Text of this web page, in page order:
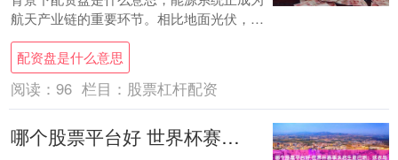
航天产业链的重要环节。相比地面光伏，太
空光伏拥有持续光照、高能量密度等天然优
势，而兼....
配资盘是什么意思
阅读： 96 栏目： 股票杠杆配资
哪个股票平台好 世界杯赛事未启生意已燃：球衣与LABUBU联名款热销，影音房热度增九成